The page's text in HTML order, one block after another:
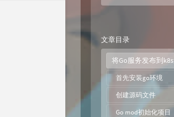
文章目录
将Go服务发布到
首先安装go环境
创建源码文件
Go mod初始化项目